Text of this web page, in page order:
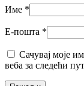
Име *
Е-пошта *
Сачувај моје
веба за следећи